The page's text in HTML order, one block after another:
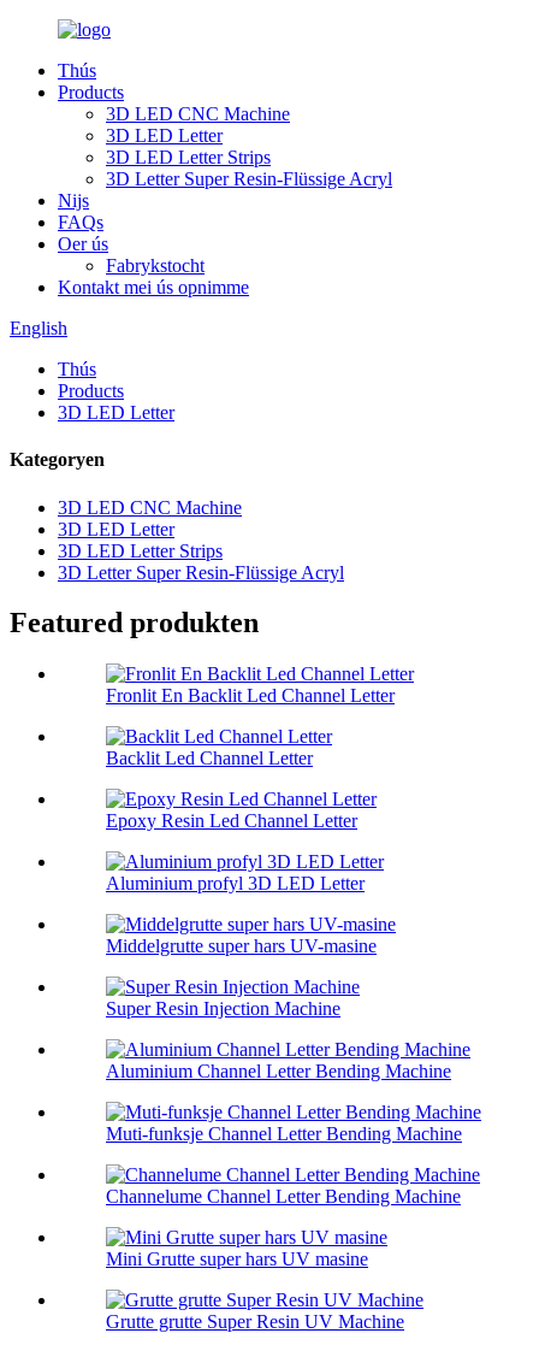
Thús
Products
3D LED CNC Machine
3D LED Letter
3D LED Letter Strips
3D Letter Super Resin-Flüssige Acryl
Nijs
FAQs
Oer ús
Fabrykstocht
Kontakt mei ús opnimme
English
Thús
Products
3D LED Letter
Kategoryen
3D LED CNC Machine
3D LED Letter
3D LED Letter Strips
3D Letter Super Resin-Flüssige Acryl
Featured produkten
Fronlit En Backlit Led Channel Letter
Backlit Led Channel Letter
Epoxy Resin Led Channel Letter
Aluminium profyl 3D LED Letter
Middelgrutte super hars UV-masine
Super Resin Injection Machine
Aluminium Channel Letter Bending Machine
Muti-funksje Channel Letter Bending Machine
Channelume Channel Letter Bending Machine
Mini Grutte super hars UV masine
Grutte grutte Super Resin UV Machine